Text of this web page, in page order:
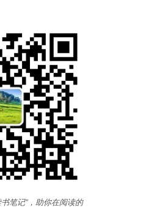
笔记”，助你在阅读的